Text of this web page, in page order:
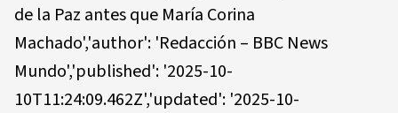
de la Paz antes que María Corina
Machado','author': 'Redacción – BBC News
Mundo','published': '2025-10-
10T11:24:09.462Z','updated': '2025-10-